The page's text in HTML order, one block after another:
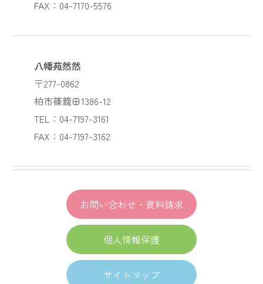
FAX：04-7170-5576
八幡苑然然
〒277-0862
柏市篠籠田1386-12
TEL：04-7197-3161
FAX：04-7197-3162
お問い合わせ・資料請求
個人情報保護
サイトマップ